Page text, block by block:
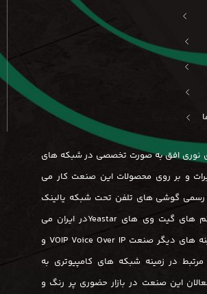
نوری افق به صورت تخصصی در شبکه های
و بر روی محصولات این صنعت کار می
رسمی گوشی های تلفن تحت شبکه یالینک
Yealinkو سیستم های گیت وی های Yeastarدر ایران می
باشیم و در زمینه های دیگر صنعت VOIP Voice Over IP و
در زمینه شبکه های کامپیوتری به
این صنعت در بازار حضوری پر رنگ و